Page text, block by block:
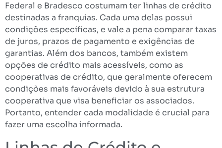
Federal e Bradesco costumam ter linhas de crédito
destinadas a franquias. Cada uma delas possui
condições específicas, e vale a pena comparar taxas
de juros, prazos de pagamento e exigências de
garantias. Além dos bancos, também existem
opções de crédito mais acessíveis, como as
cooperativas de crédito, que geralmente oferecem
condições mais favoráveis devido à sua estrutura
cooperativa que visa beneficiar os associados.
Portanto, entender cada modalidade é crucial para
fazer uma escolha informada.